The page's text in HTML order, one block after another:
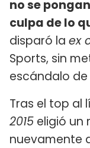
no se
culpa de lo
disparó la ex
Sports, sin
escándalo
Tras el top al
2015 eligió un
nuevamente